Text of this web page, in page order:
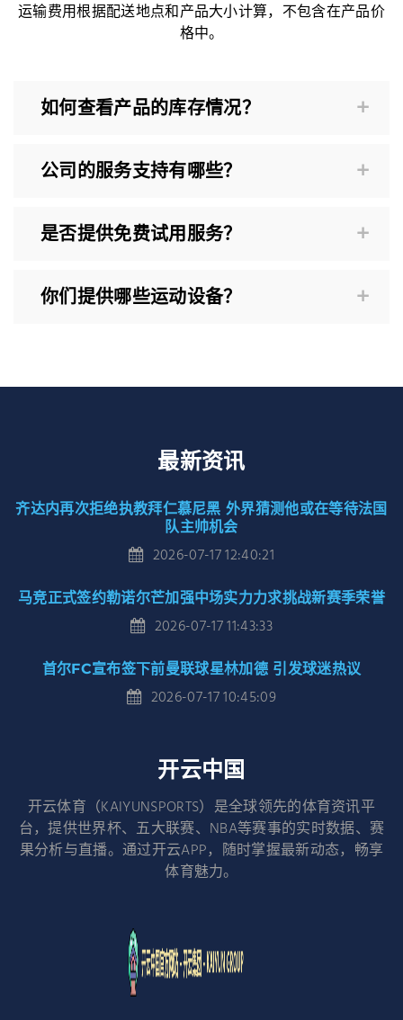
运输费用根据配送地点和产品大小计算，不包含在产品价
格中。
如何查看产品的库存情况？
公司的服务支持有哪些？
是否提供免费试用服务？
你们提供哪些运动设备？
最新资讯
齐达内再次拒绝执教拜仁慕尼黑 外界猜测他或在等待法国
队主帅机会
2026-07-17 12:40:21
马竞正式签约勒诺尔芒加强中场实力力求挑战新赛季荣誉
2026-07-17 11:43:33
首尔FC宣布签下前曼联球星林加德 引发球迷热议
2026-07-17 10:45:09
开云中国
开云体育（KAIYUNSPORTS）是全球领先的体育资讯平
台，提供世界杯、五大联赛、NBA等赛事的实时数据、赛
果分析与直播。通过开云APP，随时掌握最新动态，畅享
体育魅力。